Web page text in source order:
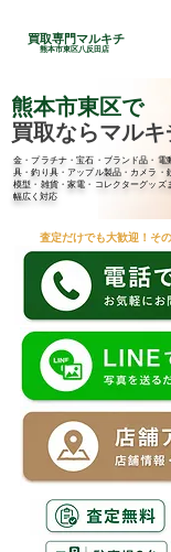
買取専門マルキチ
熊本市東区八反田店
熊本市東区で
買取ならマルキ
金・プラチナ・宝石・ブランド品・電
具・釣り具・アップル製品・カメラ・
模型・雑貨・家電・コレクターグッズ
幅広く対応
査定だけでも大歓迎！そ